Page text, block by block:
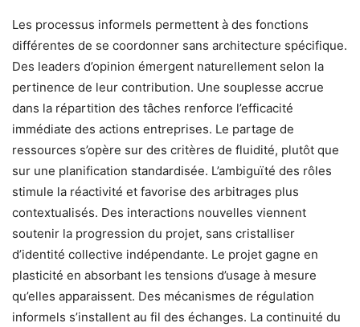
Les processus informels permettent à des fonctions
différentes de se coordonner sans architecture spécifique.
Des leaders d’opinion émergent naturellement selon la
pertinence de leur contribution. Une souplesse accrue
dans la répartition des tâches renforce l’efficacité
immédiate des actions entreprises. Le partage de
ressources s’opère sur des critères de fluidité, plutôt que
sur une planification standardisée. L’ambiguïté des rôles
stimule la réactivité et favorise des arbitrages plus
contextualisés. Des interactions nouvelles viennent
soutenir la progression du projet, sans cristalliser
d’identité collective indépendante. Le projet gagne en
plasticité en absorbant les tensions d’usage à mesure
qu’elles apparaissent. Des mécanismes de régulation
informels s’installent au fil des échanges. La continuité du